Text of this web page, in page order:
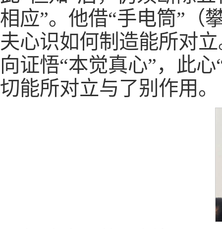
相应”。他借“手电筒”（
夫心识如何制造能所对
向证悟“本觉真心”，此
切能所对立与了别作用。